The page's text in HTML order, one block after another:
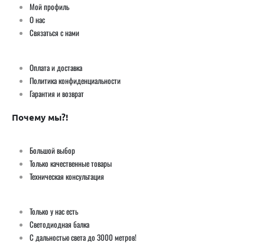
Мой профиль
О нас
Связаться с нами
Оплата и доставка
Политика конфиденциальности
Гарантия и возврат
Почему мы?!
Большой выбор
Только качественные товары
Техническая консультация
Только у нас есть
Светодиодная балка
С дальностью света до 3000 метров!